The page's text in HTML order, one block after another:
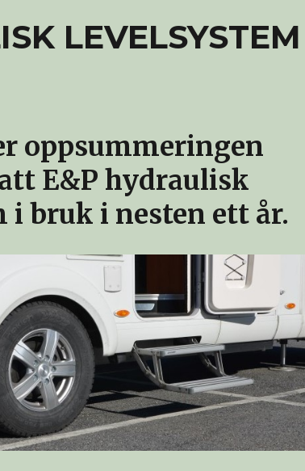
LEVELSYSTEM
oppsummeringen
E&P hydraulisk
i bruk i nesten ett år.